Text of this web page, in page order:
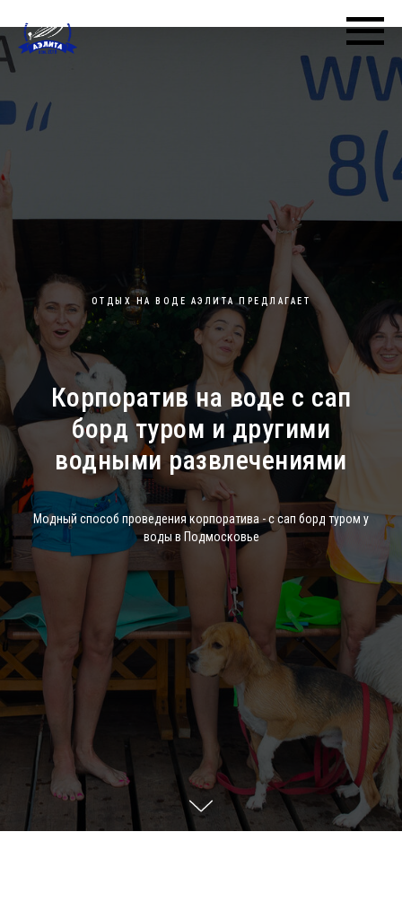
ОТДЫХ НА ВОДЕ АЭЛИТА ПРЕДЛАГАЕТ
Корпоратив на воде с сап
борд туром и другими
водными развлечениями
Модный способ проведения корпоратива - с сап борд туром у
воды в Подмосковье